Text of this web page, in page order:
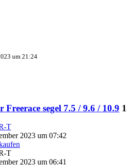
um 21:24
Freerace segel 7.5 / 9.6 / 10.9 1
T
2023 um 07:42
T
2023 um 06:41